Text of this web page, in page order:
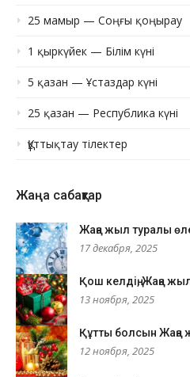
25 мамыр — Соңғы қоңырау
1 қыркүйек — Білім күні
5 қазан — Ұстаздар күні
25 қазан — Республика күні
Құттықтау тілектер
Жаңа сабақтар
Жаңа жыл туралы
17 декабря, 2025
Қош келдің, Жаңа
13 ноября, 2025
Құтты болсын Жаңа
12 ноября, 2025